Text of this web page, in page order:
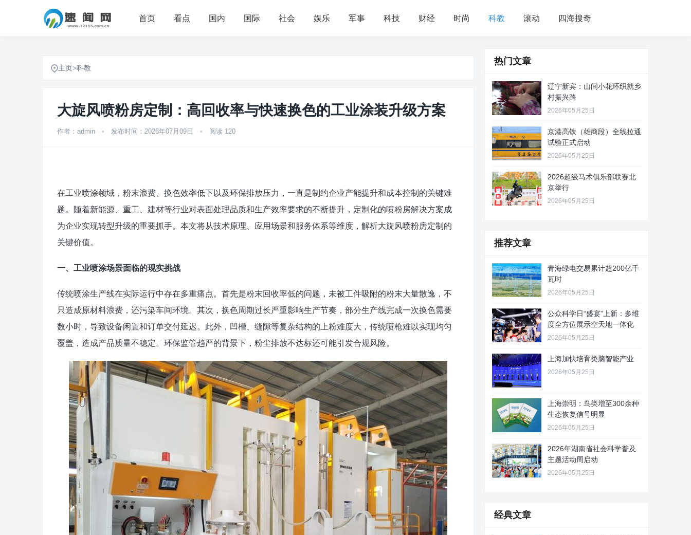
首页 看点 国内 国际 社会 娱乐 军事 科技 财经 时尚 科教 滚动 四海搜奇
主页>科教
大旋风喷粉房定制：高回收率与快速换色的工业涂装升级方案
作者：admin • 发布时间：2026年07月09日 • 阅读 120
在工业喷涂领域，粉末浪费、换色效率低下以及环保排放压力，一直是制约企业产能提升和成本控制的关键难
题。随着新能源、重工、建材等行业对表面处理品质和生产效率要求的不断提升，定制化的喷粉房解决方案成
为企业实现转型升级的重要抓手。本文将从技术原理、应用场景和服务体系等维度，解析大旋风喷粉房定制的
关键价值。
一、工业喷涂场景面临的现实挑战
传统喷涂生产线在实际运行中存在多重痛点。首先是粉末回收率低的问题，未被工件吸附的粉末大量散逸，不
只造成原材料浪费，还污染车间环境。其次，换色周期过长严重影响生产节奏，部分生产线完成一次换色需要
数小时，导致设备闲置和订单交付延迟。此外，凹槽、缝隙等复杂结构的上粉难度大，传统喷枪难以实现均匀
覆盖，造成产品质量不稳定。环保监管趋严的背景下，粉尘排放不达标还可能引发合规风险。
热门文章
辽宁新宾：山间小花环织就乡
村振兴路
2026年05月25日
京港高铁（雄商段）全线拉通
试验正式启动
2026年05月25日
2026超级马术俱乐部联赛北
京举行
2026年05月25日
推荐文章
青海绿电交易累计超200亿千
瓦时
2026年05月25日
公众科学日“盛宴”上新：多维
度全方位展示空天地一体化
2026年05月25日
上海加快培育类脑智能产业
2026年05月25日
上海崇明：鸟类增至300余种
生态恢复信号明显
2026年05月25日
2026年湖南省社会科学普及
主题活动周启动
2026年05月25日
经典文章